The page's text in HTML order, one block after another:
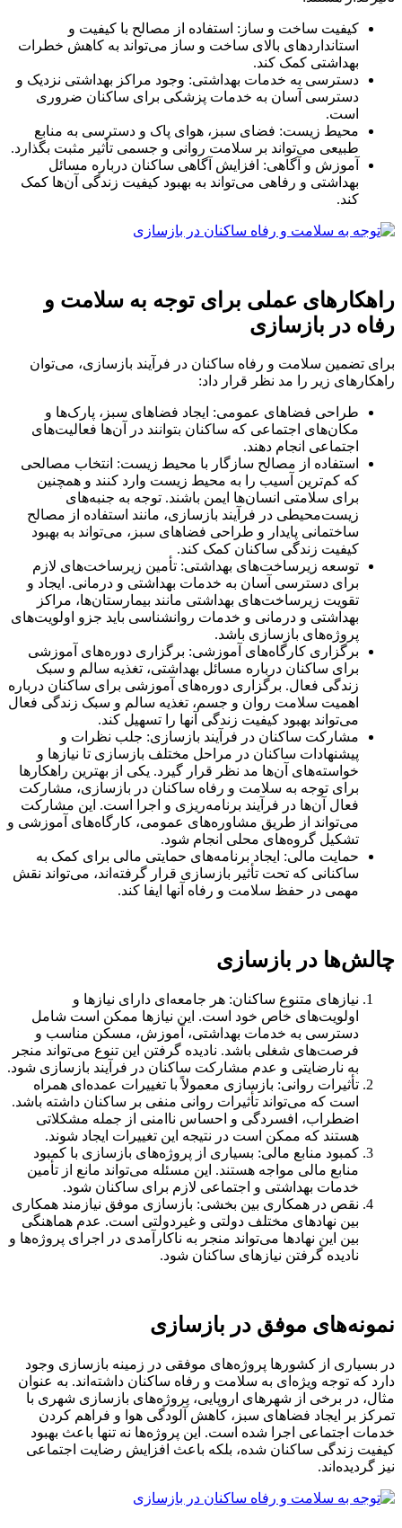
کیفیت ساخت و ساز: استفاده از مصالح با کیفیت و
استانداردهای بالای ساخت و ساز می‌تواند به کاهش خطرات
بهداشتی کمک کند.
دسترسی به خدمات بهداشتی: وجود مراکز بهداشتی نزدیک و
دسترسی آسان به خدمات پزشکی برای ساکنان ضروری
است.
محیط زیست: فضای سبز، هوای پاک و دسترسی به منابع
طبیعی می‌تواند بر سلامت روانی و جسمی تأثیر مثبت بگذارد.
آموزش و آگاهی: افزایش آگاهی ساکنان درباره مسائل
بهداشتی و رفاهی می‌تواند به بهبود کیفیت زندگی آن‌ها کمک
کند.
راهکارهای عملی برای توجه به سلامت و
رفاه در بازسازی
برای تضمین سلامت و رفاه ساکنان در فرآیند بازسازی، می‌توان
راهکارهای زیر را مد نظر قرار داد:
طراحی فضاهای عمومی: ایجاد فضاهای سبز، پارک‌ها و
مکان‌های اجتماعی که ساکنان بتوانند در آن‌ها فعالیت‌های
اجتماعی انجام دهند.
استفاده از مصالح سازگار با محیط زیست: انتخاب مصالحی
که کم‌ترین آسیب را به محیط زیست وارد کنند و همچنین
برای سلامتی انسان‌ها ایمن باشند. توجه به جنبه‌های
زیست‌محیطی در فرآیند بازسازی، مانند استفاده از مصالح
ساختمانی پایدار و طراحی فضاهای سبز، می‌تواند به بهبود
کیفیت زندگی ساکنان کمک کند.
توسعه زیرساخت‌های بهداشتی: تأمین زیرساخت‌های لازم
برای دسترسی آسان به خدمات بهداشتی و درمانی. ایجاد و
تقویت زیرساخت‌های بهداشتی مانند بیمارستان‌ها، مراکز
بهداشتی و درمانی و خدمات روانشناسی باید جزو اولویت‌های
پروژه‌های بازسازی باشد.
برگزاری کارگاه‌های آموزشی: برگزاری دوره‌های آموزشی
برای ساکنان درباره مسائل بهداشتی، تغذیه سالم و سبک
زندگی فعال. برگزاری دوره‌های آموزشی برای ساکنان درباره
اهمیت سلامت روان و جسم، تغذیه سالم و سبک زندگی فعال
می‌تواند بهبود کیفیت زندگی آنها را تسهیل کند.
مشارکت ساکنان در فرآیند بازسازی: جلب نظرات و
پیشنهادات ساکنان در مراحل مختلف بازسازی تا نیازها و
خواسته‌های آن‌ها مد نظر قرار گیرد. یکی از بهترین راهکارها
برای توجه به سلامت و رفاه ساکنان در بازسازی، مشارکت
فعال آن‌ها در فرآیند برنامه‌ریزی و اجرا است. این مشارکت
می‌تواند از طریق مشاوره‌های عمومی، کارگاه‌های آموزشی و
تشکیل گروه‌های محلی انجام شود.
حمایت مالی: ایجاد برنامه‌های حمایتی مالی برای کمک به
ساکنانی که تحت تأثیر بازسازی قرار گرفته‌اند، می‌تواند نقش
مهمی در حفظ سلامت و رفاه آنها ایفا کند.
چالش‌ها در بازسازی
نیازهای متنوع ساکنان: هر جامعه‌ای دارای نیازها و
اولویت‌های خاص خود است. این نیازها ممکن است شامل
دسترسی به خدمات بهداشتی، آموزش، مسکن مناسب و
فرصت‌های شغلی باشد. نادیده گرفتن این تنوع می‌تواند منجر
به نارضایتی و عدم مشارکت ساکنان در فرآیند بازسازی شود.
تأثیرات روانی: بازسازی معمولاً با تغییرات عمده‌ای همراه
است که می‌تواند تأثیرات روانی منفی بر ساکنان داشته باشد.
اضطراب، افسردگی و احساس ناامنی از جمله مشکلاتی
هستند که ممکن است در نتیجه این تغییرات ایجاد شوند.
کمبود منابع مالی: بسیاری از پروژه‌های بازسازی با کمبود
منابع مالی مواجه هستند. این مسئله می‌تواند مانع از تأمین
خدمات بهداشتی و اجتماعی لازم برای ساکنان شود.
نقص در همکاری بین بخشی: بازسازی موفق نیازمند همکاری
بین نهادهای مختلف دولتی و غیردولتی است. عدم هماهنگی
بین این نهادها می‌تواند منجر به ناکارآمدی در اجرای پروژه‌ها و
نادیده گرفتن نیازهای ساکنان شود.
نمونه‌های موفق در بازسازی
در بسیاری از کشورها پروژه‌های موفقی در زمینه بازسازی وجود
دارد که توجه ویژه‌ای به سلامت و رفاه ساکنان داشته‌اند. به عنوان
مثال، در برخی از شهرهای اروپایی، پروژه‌های بازسازی شهری با
تمرکز بر ایجاد فضاهای سبز، کاهش آلودگی هوا و فراهم کردن
خدمات اجتماعی اجرا شده است. این پروژه‌ها نه تنها باعث بهبود
کیفیت زندگی ساکنان شده، بلکه باعث افزایش رضایت اجتماعی
نیز گردیده‌اند.